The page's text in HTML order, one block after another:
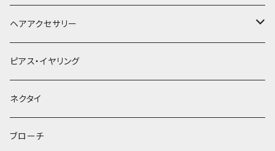
ヘアアクセサリー
ヘアクリップ
ヘッドドレス・カチューシャ
ヘアゴム
ピアス・イヤリング
ネクタイ
ブローチ